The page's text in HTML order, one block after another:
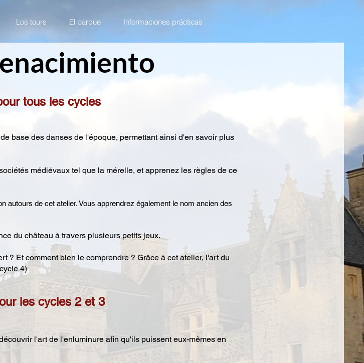
Los tours El parque Informaciones prácticas
tous les cycles
base des danses de l'époque, permettant ainsi d'en savoir plus
médiévaux tel que la mérelle, et apprenez les règles de ce
autours de cet atelier. Vous apprendrez également le nom ancien des
du château à travers plusieurs petits jeux.
? Et comment bien le comprendre ? Grâce à cet atelier, l'art du
4)
les cycles 2 et 3
l'art de l'enluminure afin qu'ils puissent eux-mêmes en